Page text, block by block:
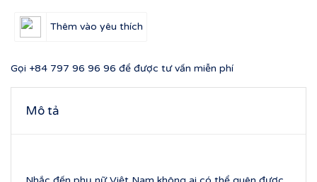
Thêm vào yêu thích
Gọi +84 797 96 96 96 để được tư vấn miễn phí
Mô tả